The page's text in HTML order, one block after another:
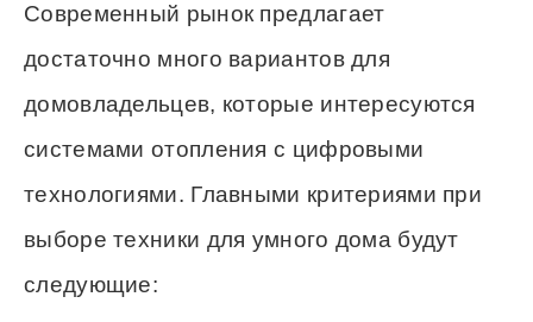
Современный рынок предлагает
достаточно много вариантов для
домовладельцев, которые интересуются
системами отопления с цифровыми
технологиями. Главными критериями при
выборе техники для умного дома будут
следующие: